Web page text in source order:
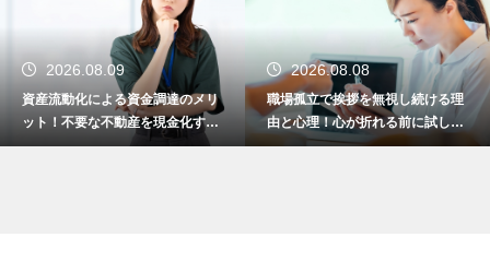
2026.08.09
資産流動化による資金調達のメリ
ット！不要な不動産を現金化する
仕組み
2026.08.08
職場孤立で挨拶を無視し続ける理
由と心理！心が折れる前に試した
い関係改善策